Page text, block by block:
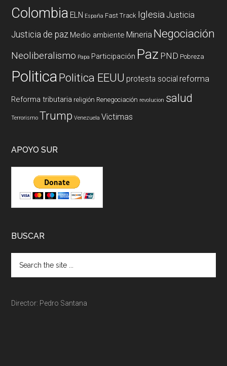
Colombia ELN España Fast Track Iglesia Justicia
Justicia de paz Medio ambiente Mineria Negociación
Neoliberalismo Papa Participación Paz PND Pobreza
PoliticaPolitica EEUU protesta social reforma
Reforma tributaria religión Renegociación revolucion salud
Terrorismo Trump Venezuela Victimas
APOYO SUR
BUSCAR
Director: Pedro Santana